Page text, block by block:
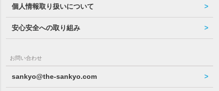
個人情報取り扱いについて
安心安全への取り組み
お問い合わせ
sankyo@the-sankyo.com